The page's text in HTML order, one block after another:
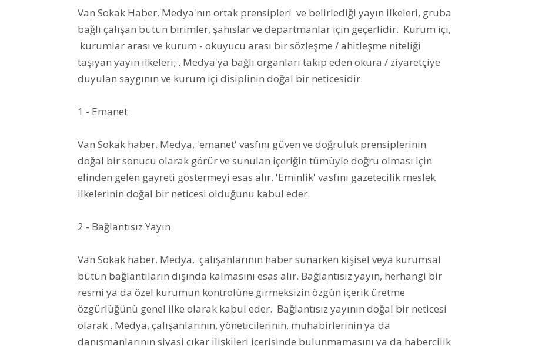
Van Sokak Haber. Medya'nın ortak prensipleri ve belirlediği yayın ilkeleri, gruba
bağlı çalışan bütün birimler, şahıslar ve departmanlar için geçerlidir. Kurum içi,
kurumlar arası ve kurum - okuyucu arası bir sözleşme / ahitleşme niteliği
taşıyan yayın ilkeleri; . Medya'ya bağlı organları takip eden okura / ziyaretçiye
duyulan saygının ve kurum içi disiplinin doğal bir neticesidir.
1 - Emanet
Van Sokak haber. Medya, 'emanet' vasfını güven ve doğruluk prensiplerinin
doğal bir sonucu olarak görür ve sunulan içeriğin tümüyle doğru olması için
elinden gelen gayreti göstermeyi esas alır. 'Eminlik' vasfını gazetecilik meslek
ilkelerinin doğal bir neticesi olduğunu kabul eder.
2 - Bağlantısız Yayın
Van Sokak haber. Medya, çalışanlarının haber sunarken kişisel veya kurumsal
bütün bağlantıların dışında kalmasını esas alır. Bağlantısız yayın, herhangi bir
resmi ya da özel kurumun kontrolüne girmeksizin özgün içerik üretme
özgürlüğünü genel ilke olarak kabul eder. Bağlantısız yayının doğal bir neticesi
olarak . Medya, çalışanlarının, yöneticilerinin, muhabirlerinin ya da
danışmanlarının siyasi çıkar ilişkileri içerisinde bulunmamasını ya da habercilik